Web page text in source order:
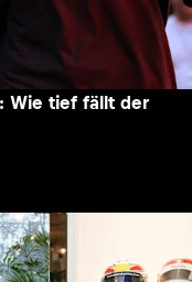
Wie tief fällt der